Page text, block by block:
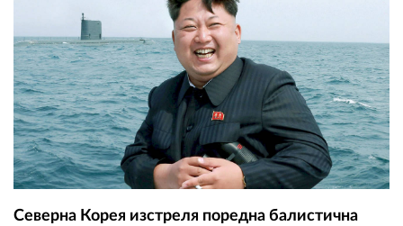
Северна Корея изстреля поредна балистична